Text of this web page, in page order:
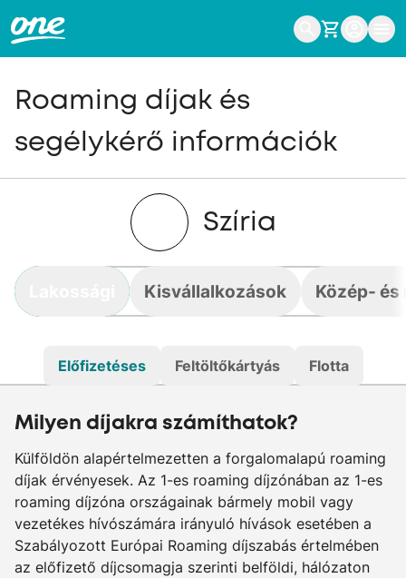
Roaming díjak és
segélykérő információk
Szíria
Kisvállalkozások Közép-
Előfizetéses Feltöltőkártyás Flotta
Milyen díjakra számíthatok?
Külföldön alapértelmezetten a forgalomalapú roaming
díjak érvényesek. Az 1-es roaming díjzónában az 1-es
roaming díjzóna országainak bármely mobil vagy
vezetékes hívószámára irányuló hívások esetében a
Szabályozott Európai Roaming díjszabás értelmében
az előfizető díjcsomagja szerinti belföldi, hálózaton